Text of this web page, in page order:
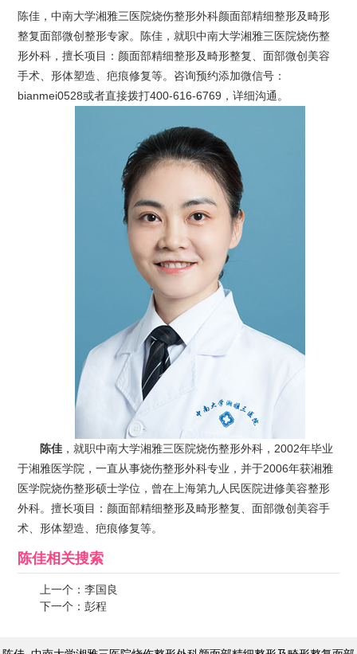
陈佳，中南大学湘雅三医院烧伤整形外科颜面部精细整形及畸形
整复面部微创整形专家。陈佳，就职中南大学湘雅三医院烧伤整
形外科，擅长项目：颜面部精细整形及畸形整复、面部微创美容
手术、形体塑造、疤痕修复等。咨询预约添加微信号：
bianmei0528或者直接拨打400-616-6769，详细沟通。
陈佳 ，就职中南大学湘雅三医院烧伤整形外科，2002年毕业
于湘雅医学院，一直从事烧伤整形外科专业，并于2006年获湘雅
医学院烧伤整形硕士学位，曾在上海第九人民医院进修美容整形
外科。擅长项目：颜面部精细整形及畸形整复、面部微创美容手
术、形体塑造、疤痕修复等。
陈佳相关搜索
上一个：李国良
下一个：彭程